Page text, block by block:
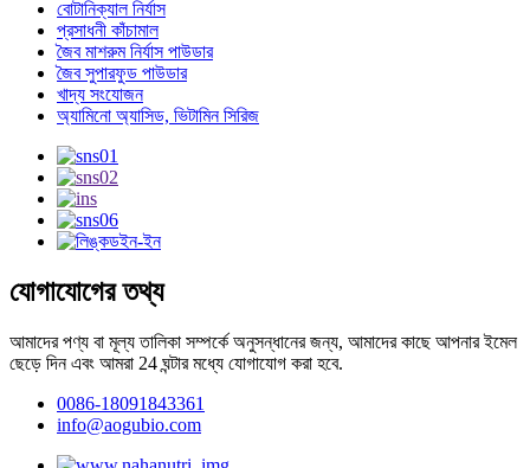
বোটানিক্যাল নির্যাস
প্রসাধনী কাঁচামাল
জৈব মাশরুম নির্যাস পাউডার
জৈব সুপারফুড পাউডার
খাদ্য সংযোজন
অ্যামিনো অ্যাসিড, ভিটামিন সিরিজ
যোগাযোগের তথ্য
আমাদের পণ্য বা মূল্য তালিকা সম্পর্কে অনুসন্ধানের জন্য, আমাদের কাছে আপনার ইমেল
ছেড়ে দিন এবং আমরা 24 ঘন্টার মধ্যে যোগাযোগ করা হবে.
0086-18091843361
info@aogubio.com